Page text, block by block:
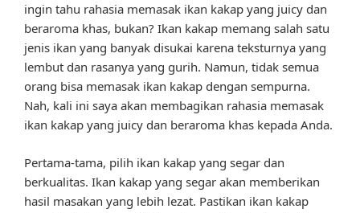
ingin tahu rahasia memasak ikan kakap yang juicy dan
beraroma khas, bukan? Ikan kakap memang salah satu
jenis ikan yang banyak disukai karena teksturnya yang
lembut dan rasanya yang gurih. Namun, tidak semua
orang bisa memasak ikan kakap dengan sempurna.
Nah, kali ini saya akan membagikan rahasia memasak
ikan kakap yang juicy dan beraroma khas kepada Anda.
Pertama-tama, pilih ikan kakap yang segar dan
berkualitas. Ikan kakap yang segar akan memberikan
hasil masakan yang lebih lezat. Pastikan ikan kakap